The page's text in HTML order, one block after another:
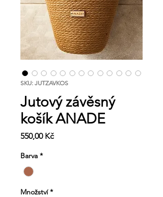
SKU: JUTZAVKOS
Jutový závěsný
košík ANADE
550,00 KčCena
Barva *
Množství *